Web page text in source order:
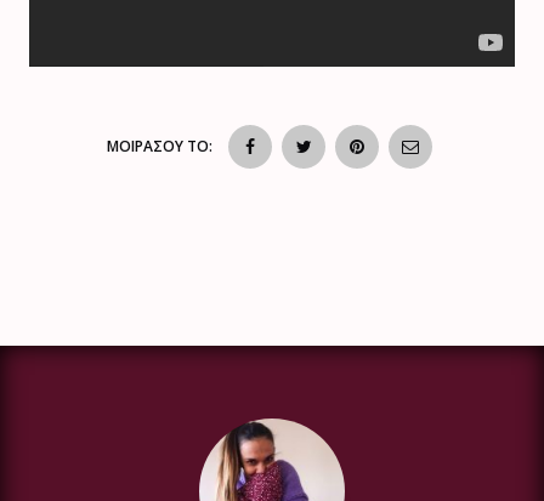
ΜΟΙΡΑΣΟΥ ΤΟ: